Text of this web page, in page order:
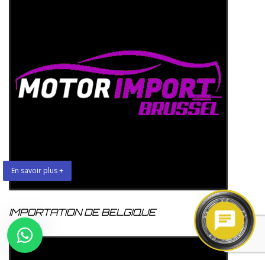
En savoir plus +
IMPORTATION DE BELGIQUE